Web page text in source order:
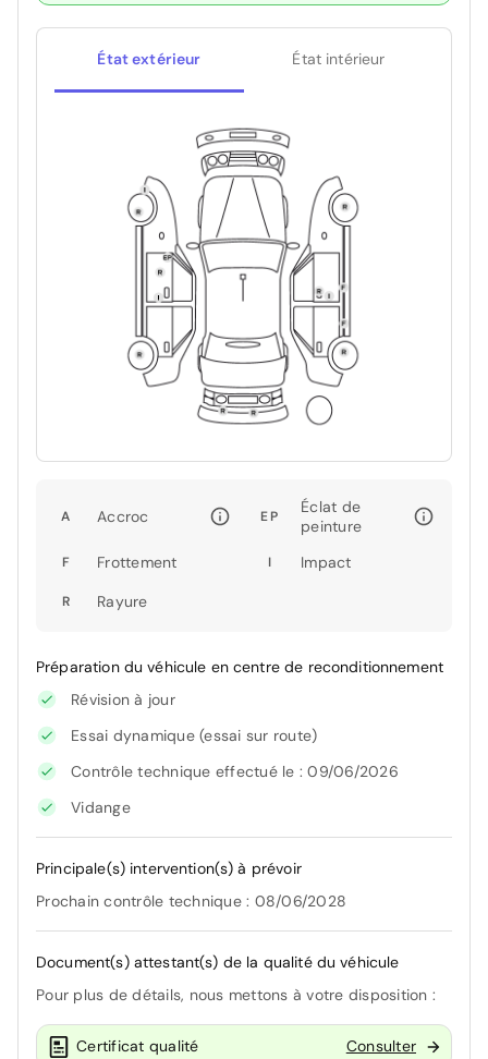
État extérieur État intérieur
A Accroc EP
Éclat de
peinture
F Frottement I Impact
R Rayure
Préparation du véhicule en centre de reconditionnement
Révision à jour
Essai dynamique (essai sur route)
Contrôle technique effectué le : 09/06/2026
Vidange
Principale(s) intervention(s) à prévoir
Prochain contrôle technique : 08/06/2028
Document(s) attestant(s) de la qualité du véhicule
Pour plus de détails, nous mettons à votre disposition :
Certificat qualité Consulter